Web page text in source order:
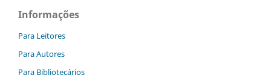
Informações
Para Leitores
Para Autores
Para Bibliotecários